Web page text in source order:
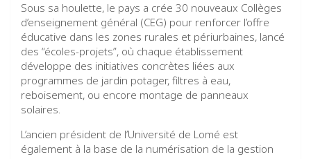
Sous sa houlette, le pays a crée 30 nouveaux Collèges
d’enseignement général (CEG) pour renforcer l’offre
éducative dans les zones rurales et périurbaines, lancé
des “écoles-projets”, où chaque établissement
développe des initiatives concrètes liées aux
programmes de jardin potager, filtres à eau,
reboisement, ou encore montage de panneaux
solaires.
L’ancien président de l’Université de Lomé est
également à la base de la numérisation de la gestion